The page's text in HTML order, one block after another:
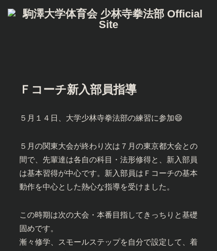
Ｆコーチ新入部員指導
５月１４日、大学少林寺拳法部の練習に参加😄
５月の関東大会が終わり次は７月の東京都大会との
間で、先輩達は各自の科目・法形修得と、新入部員
は基本習得が中心です。新入部員はＦコーチの基本
動作を中心とした熱心な指導を受けました。
この時期は次の大会・本番目指してきっちりと基礎
固めです。
漸々修学、スモールステップを自分で設定して、着